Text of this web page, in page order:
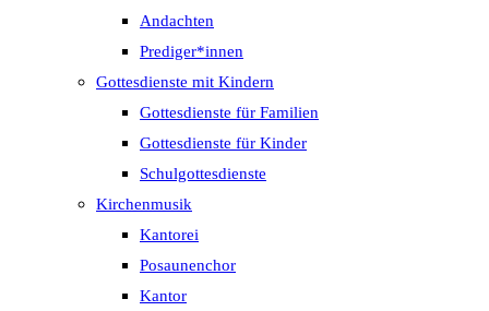
Andachten
Prediger*innen
Gottesdienste mit Kindern
Gottesdienste für Familien
Gottesdienste für Kinder
Schulgottesdienste
Kirchenmusik
Kantorei
Posaunenchor
Kantor